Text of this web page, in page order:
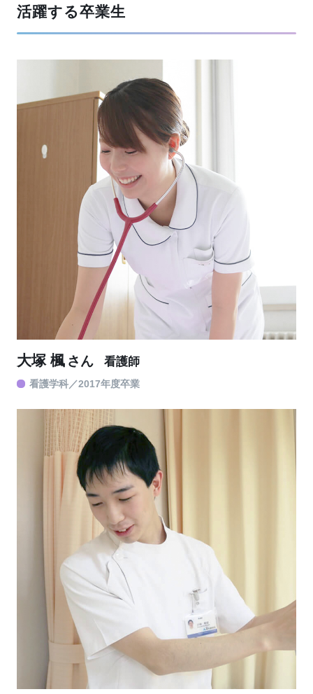
活躍する卒業生
大塚 楓 さん 看護師
看護学科 2017年度卒業